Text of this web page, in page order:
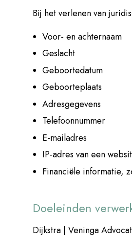
Bij het verlenen van
Voor- en achternaam
Geslacht
Geboortedatum
Geboorteplaats
Adresgegevens
Telefoonnummer
E-mailadres
IP-adres van een
Financiële informatie,
Doeleinden
Dijkstra | Veninga